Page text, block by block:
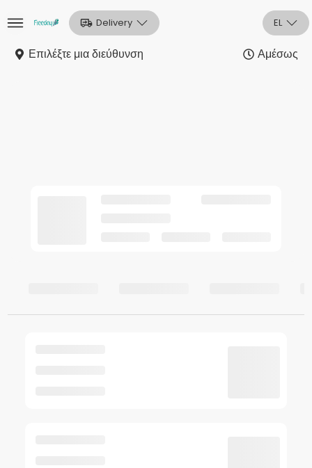
Αρχική
Delivery EL
Επιλέξτε μια διεύθυνση Αμέσως